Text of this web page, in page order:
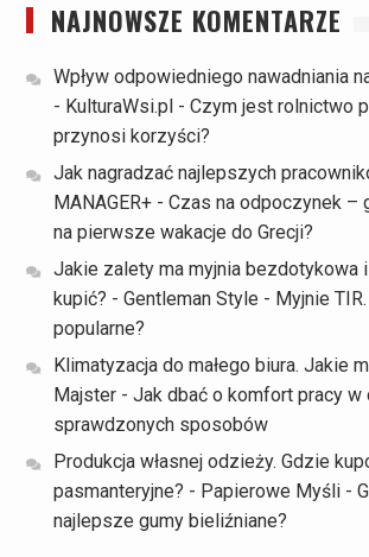
NAJNOWSZE KOMENTARZE
Wpływ odpowiedniego nawadniania
- KulturaWsi.pl - Czym jest rolnictwo
przynosi korzyści?
Jak nagradzać najlepszych
MANAGER+- Czas na odpoczynek –
na pierwsze wakacje do Grecji?
Jakie zalety ma myjnia bezdotykowa
kupić? - Gentleman Style - Myjnie
popularne?
Klimatyzacja do małego biura. Jakie
Majster- Jak dbać o komfort pracy w
sprawdzonych sposobów
Produkcja własnej odzieży. Gdzie
pasmanteryjne? - Papierowe Myśli-
najlepsze gumy bieliźniane?